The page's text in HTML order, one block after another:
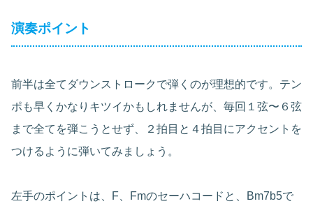
演奏ポイント
前半は全てダウンストロークで弾くのが理想的です。テン
ポも早くかなりキツイかもしれませんが、毎回１弦〜６弦
まで全てを弾こうとせず、２拍目と４拍目にアクセントを
つけるように弾いてみましょう。
左手のポイントは、F、Fmのセーハコードと、Bm7b5で